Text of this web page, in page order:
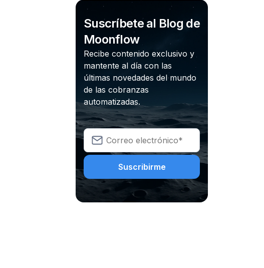
Suscríbete al Blog de
Moonflow
Recibe contenido exclusivo y
mantente al día con las
últimas novedades del mundo
de las cobranzas
automatizadas.